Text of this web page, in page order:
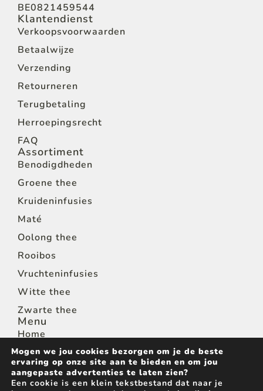
BE0821459544
Klantendienst
Verkoopsvoorwaarden
Betaalwijze
Verzending
Retourneren
Terugbetaling
Herroepingsrecht
FAQ
Assortiment
Benodigdheden
Groene thee
Kruideninfusies
Maté
Oolong thee
Rooibos
Vruchteninfusies
Witte thee
Zwarte thee
Menu
Home
Shop
Thee voor horeca
Wie zijn we
Mogen we jou cookies bezorgen om je de beste
ervaring op onze site aan te bieden en om jou
aangepaste advertenties te laten zien?
Een cookie is een klein tekstbestand dat naar je